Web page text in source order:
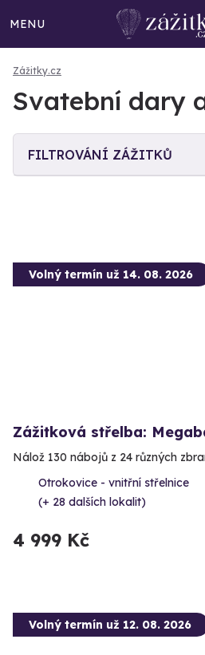
MENU
Zážitky.cz
Svatební dary
FILTROVÁNÍ ZÁŽITKŮ
Volný termín už 14. 08. 2026
Zážitková střelba:
Nálož 130 nábojů z 24 různých
Otrokovice - vnitřní střelnice
(+ 28 dalších lokalit)
4 999 Kč
Volný termín už 12. 08. 2026